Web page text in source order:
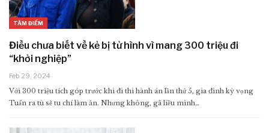
TÂM ĐIỂM
Điều chưa biết về kẻ bị tử hình vì mang 300 triệu đi
“khởi nghiệp”
Feb 29, 2024
Với 300 triệu tích góp trước khi đi thi hành án lần thứ 5, gia đình kỳ vọng
Tuấn ra tù sẽ tu chí làm ăn. Nhưng không, gã liều mình…